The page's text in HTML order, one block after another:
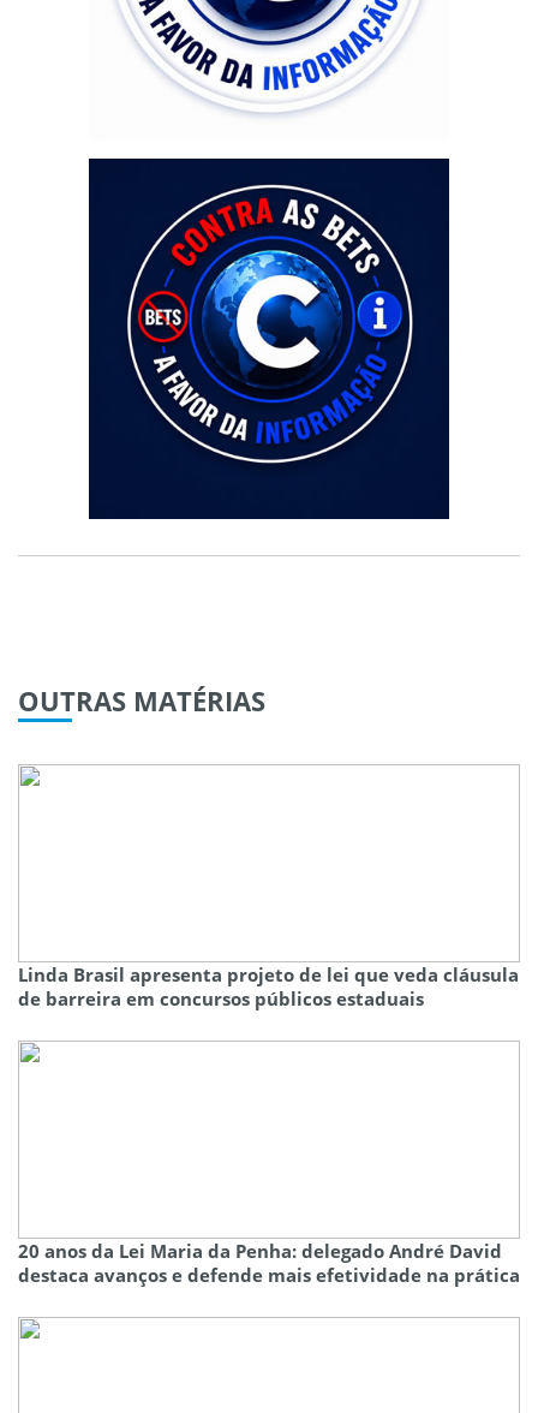
OUTRAS MATÉRIAS
Linda Brasil apresenta projeto de lei que veda cláusula
de barreira em concursos públicos estaduais
20 anos da Lei Maria da Penha: delegado André David
destaca avanços e defende mais efetividade na prática